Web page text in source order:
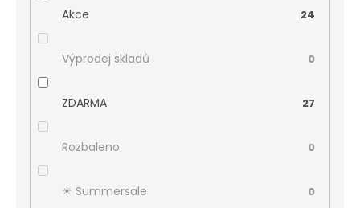
Akce 24
Výprodej skladů 0
ZDARMA 27
Rozbaleno 0
☀︎ Summersale 0